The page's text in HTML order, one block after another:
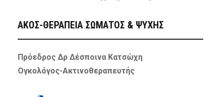
ΑΚΟΣ-ΘΕΡΑΠΕΙΑ ΣΩΜΑΤΟΣ & ΨΥΧΗΣ
Πρόεδρος Δρ Δέσποινα Κατσώχη
Ογκολόγος-Ακτινοθεραπευτής